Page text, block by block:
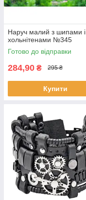
Наруч малий з шипами і
хольнітенами №345
Готово до відправки
284,90 ₴ 295 ₴
Купити